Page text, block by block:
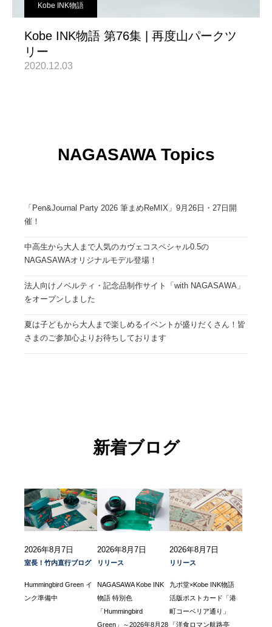
Kobe INK物語
Kobe INK物語 第76集 | 再度山パークツ
リー
2020.12.03
NAGASAWA Topics
「Pen&Journal Party 2026 筆まめReMIX」9月26日・27日開
催！
中高生から大人まで人気のカヴェコスペシャル0.5の
NAGASAWAオリジナルモデル登場！
法人向けノベルティ・記念品制作サイト「with NAGASAWA」
をオープンしました
夏は子どもから大人まで楽しめるイベントが盛りだくさん！皆
さまのご参加心よりお待ちしております
新着ブログ
2026年8月7日
室長！竹内直行ブログ
Hummingbird Green イ
ンク準備中
2026年8月7日
リリース
NAGASAWA Kobe INK
物語 特別色
「Hummingbird
Green」～2026年8月28
2026年8月7日
リリース
九ポ堂×Kobe INK物語
活版ポストカード「港
町コーベリア通り」
「洋食ロマン航路亭